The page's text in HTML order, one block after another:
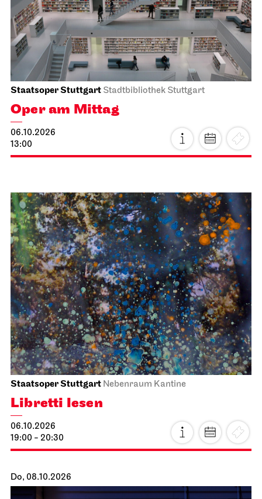
Staatsoper Stuttgart Stadtbibliothek Stuttgart
Oper am Mittag
06.10.2026
13:00
Staatsoper Stuttgart Nebenraum Kantine
Libretti lesen
06.10.2026
19:00 - 20:30
Do, 08.10.2026